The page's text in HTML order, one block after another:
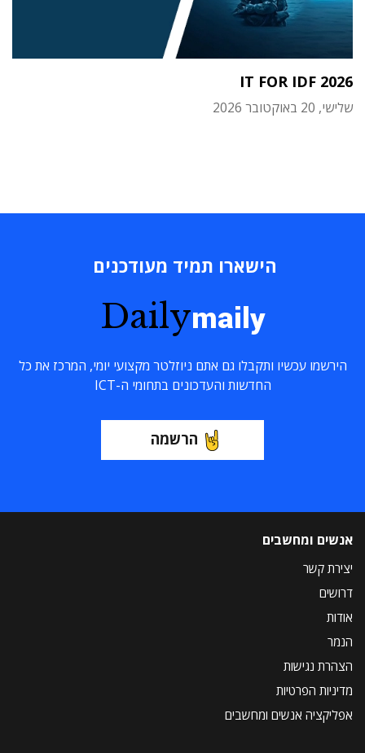
IT FOR IDF 2026
שלישי, 20 באוקטובר 2026
הישארו תמיד מעודכנים
Dailymaily
הירשמו עכשיו ותקבלו גם אתם ניוזלטר מקצועי יומי, המרכז את כל
החדשות והעדכונים בתחומי ה-ICT
הרשמה
אנשים ומחשבים
יצירת קשר
דרושים
אודות
הנמר
הצהרת נגישות
מדיניות הפרטיות
אפליקציה אנשים ומחשבים